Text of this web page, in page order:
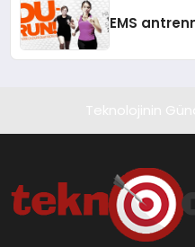
EMS